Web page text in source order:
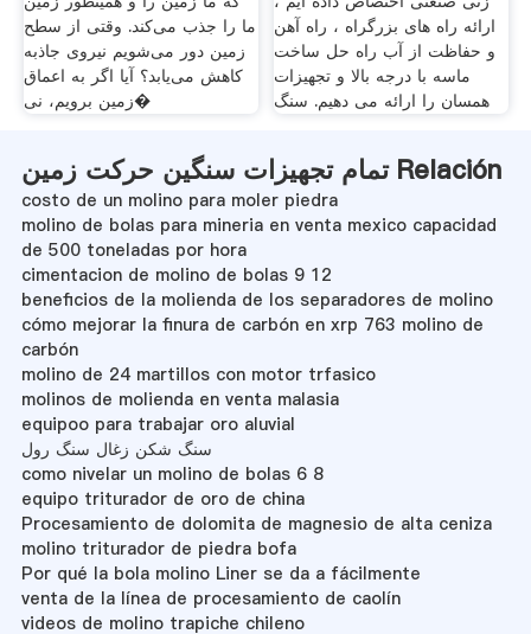
ما را جذب می‌کند. وقتی از سطح
زمین دور می‌شویم نیروی جاذبه
کاهش می‌یابد؟ آیا اگر به اعماق
زمین برویم، نی�
ارائه راه های بزرگراه ، راه آهن
و حفاظت از آب راه حل ساخت
ماسه با درجه بالا و تجهیزات
همسان را ارائه می دهیم. سنگ
تمام تجهیزات سنگین حرکت زمین Relación
costo de un molino para moler piedra
molino de bolas para mineria en venta mexico capacidad
de 500 toneladas por hora
cimentacion de molino de bolas 9 12
beneficios de la molienda de los separadores de molino
cómo mejorar la finura de carbón en xrp 763 molino de
carbón
molino de 24 martillos con motor trfasico
molinos de molienda en venta malasia
equipoo para trabajar oro aluvial
سنگ شکن زغال سنگ رول
como nivelar un molino de bolas 6 8
equipo triturador de oro de china
Procesamiento de dolomita de magnesio de alta ceniza
molino triturador de piedra bofa
Por qué la bola molino Liner se da a fácilmente
venta de la línea de procesamiento de caolín
videos de molino trapiche chileno